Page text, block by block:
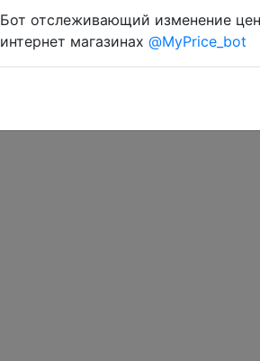
Бот отслеживающий изменение
интернет магазинах @MyPrice_bot